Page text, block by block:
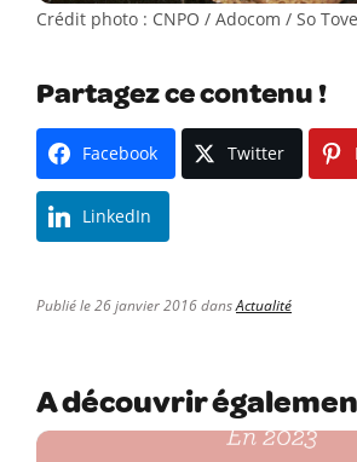
Crédit photo : CNPO / Adocom / So
Partagez ce contenu !
Facebook Twitter
LinkedIn
Publié le 26 janvier 2016 dansActualité
A découvrir